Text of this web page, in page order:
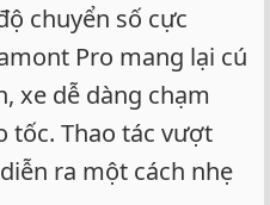
chuyển số cực
Pro mang lại cú
xe dễ dàng chạm
tốc. Thao tác vượt
ra một cách nhẹ